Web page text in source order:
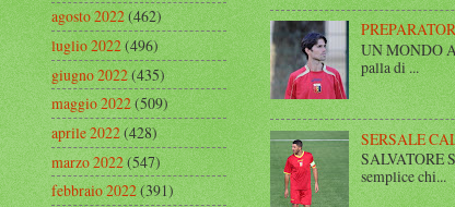
UN MONDO
palla di ...
SERSALE
SALVATORE
semplice chi...
agosto 2022(462)
luglio 2022(496)
giugno 2022(435)
maggio 2022(509)
aprile 2022(428)
marzo 2022(547)
febbraio 2022(391)